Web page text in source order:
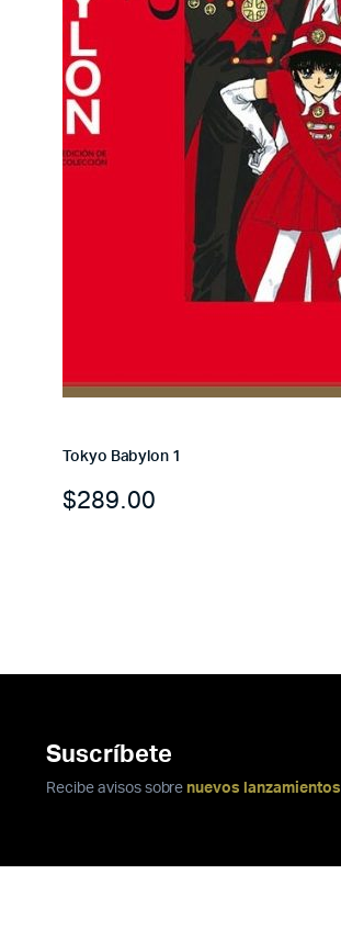
Tokyo Babylon 1
$289.00
Suscríbete
Recibe avisos sobre nuevos lanzamientos